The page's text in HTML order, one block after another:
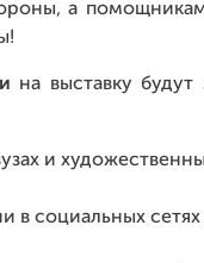
а
на выставку будут
и
социальных сетях